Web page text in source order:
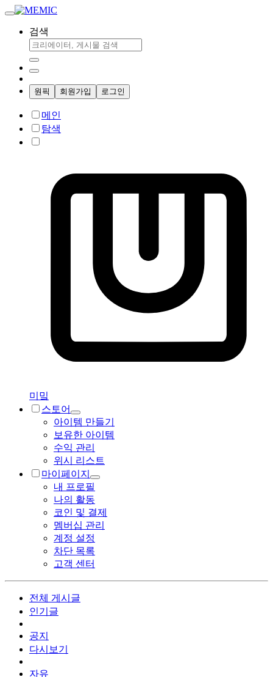
검색
원픽 회원가입 로그인
메인
탐색
미밐
스토어
아이템 만들기
보유한 아이템
수익 관리
위시 리스트
마이페이지
내 프로필
나의 활동
코인 및 결제
멤버십 관리
계정 설정
차단 목록
고객 센터
전체 게시글
인기글
공지
다시보기
자유